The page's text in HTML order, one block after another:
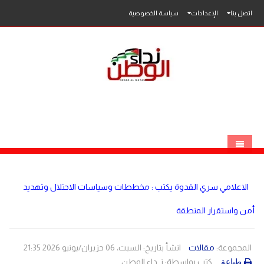
اتصل بنا الإعدادات سياسة الخصوصية
الاعلامي سري القدوة يكتب : مخططات وسياسات الاحتلال وتهديد
أمن واستقرار المنطقة
المجموعة: مقالات
انشأ بتاريخ: السبت، 06 حزيران/يونيو 2026 21:35
كتب بواسطة: نــداء الوطن طباعة
فلسطين
عربي